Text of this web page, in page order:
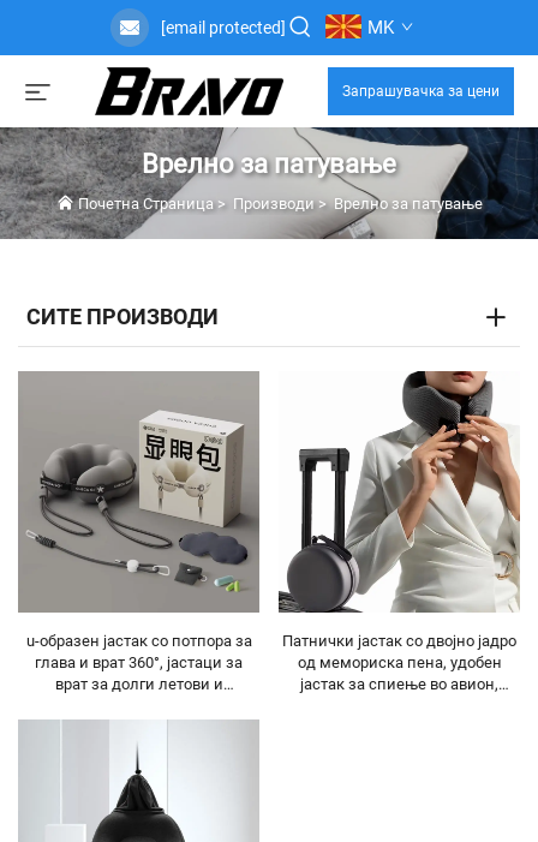
[email protected] MK
Запрашувачка за цени
Врелно за патување
Почетна Страница> Производи>Врелно за патување
СИТЕ ПРОИЗВОДИ
u-образен јастак со потпора за
глава и врат 360°, јастаци за
врат за долги летови и
Патнички јастак со двојно јадро
од мемориска пена, удобен
јастак за спиење во авион,